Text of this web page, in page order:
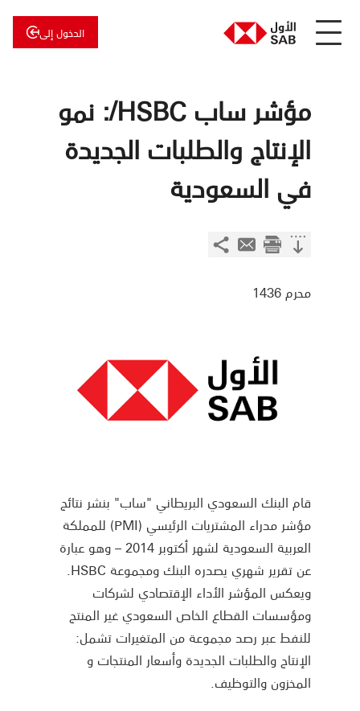
الدخول إلى
للاستثمار
مؤشر ساب HSBC/: نمو
الإنتاج والطلبات الجديدة
في السعودية
محرم 1436
قام البنك السعودي البريطاني "ساب" بنشر نتائج
مؤشر مدراء المشتريات الرئيسي (PMI) للمملكة
العربية السعودية لشهر أكتوبر 2014 – وهو عبارة
عن تقرير شهري يصدره البنك ومجموعة HSBC.
ويعكس المؤشر الأداء الإقتصادي لشركات
ومؤسسات القطاع الخاص السعودي غير المنتج
للنفط عبر رصد مجموعة من المتغيرات تشمل:
الإنتاج والطلبات الجديدة وأسعار المنتجات و
المخزون والتوظيف.